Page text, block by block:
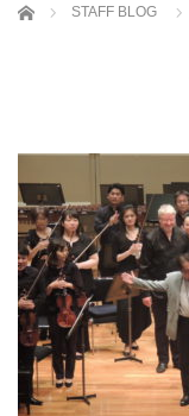
ホーム STAFF BLOG